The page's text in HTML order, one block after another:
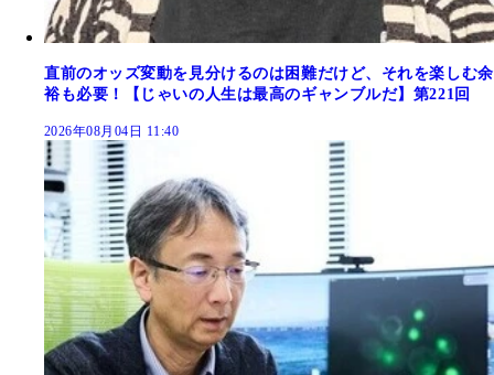
直前のオッズ変動を見分けるのは困難だけど、それを楽しむ余
裕も必要！【じゃいの人生は最高のギャンブルだ】第221回
2026年08月04日 11:40